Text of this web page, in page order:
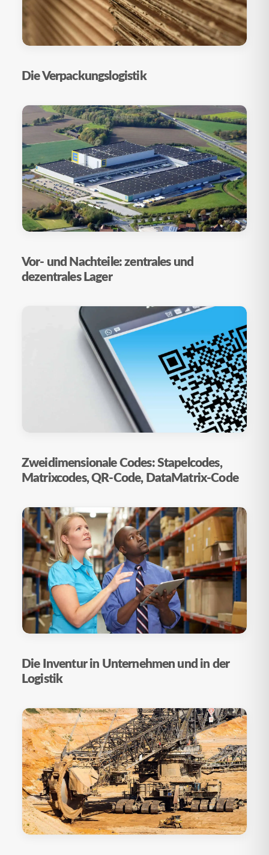
Die Verpackungslogistik
Vor- und Nachteile: zentrales und
dezentrales Lager
Zweidimensionale Codes: Stapelcodes,
Matrixcodes, QR-Code, DataMatrix-Code
Die Inventur in Unternehmen und in der
Logistik